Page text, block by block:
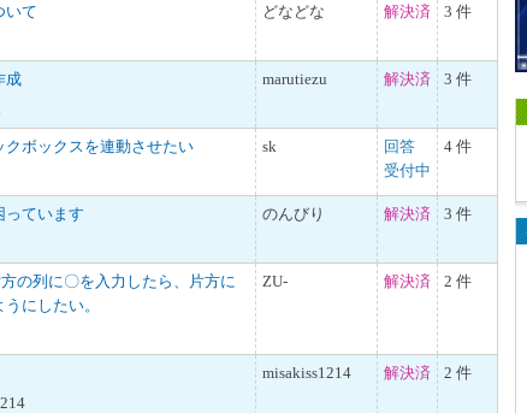
いて
どなどな 解決済 3 件
成
marutiezu 解決済 3 件
クボックスを連動させたい
sk
回答
受付中
4 件
っています
のんびり 解決済 3 件
の列に〇を入力したら、片方に
にしたい。
ZU- 解決済 2 件
misakiss1214 解決済 2 件